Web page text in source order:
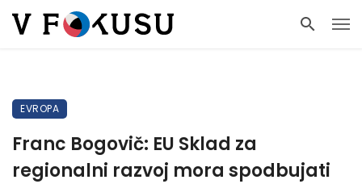
EVROPA
Franc Bogovič: EU Sklad za
regionalni razvoj mora spodbujati